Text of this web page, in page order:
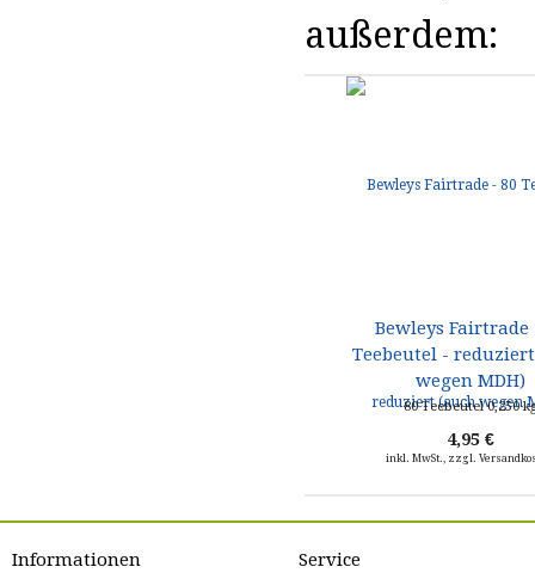
außerdem:
Bewleys Fairtrade
Teebeutel -
wegen MDH)
80 Teebeutel 0,250
4,95 €
inkl. MwSt., zzgl.
Informationen Service